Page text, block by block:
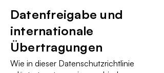
Datenfreigabe und
internationale
Übertragungen
Wie in dieser Datenschutzrichtlinie